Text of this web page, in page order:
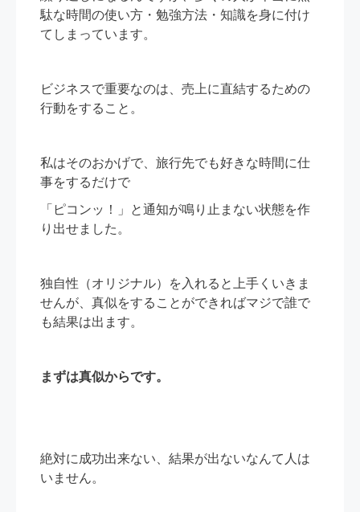
駄な時間の使い方・勉強方法・知識を身に付け
てしまっています。
ビジネスで重要なのは、売上に直結するための
行動をすること。
私はそのおかげで、旅行先でも好きな時間に仕
事をするだけで
「ピコンッ！」と通知が鳴り止まない状態を作
り出せました。
独自性（オリジナル）を入れると上手くいきま
せんが、真似をすることができればマジで誰で
も結果は出ます。
まずは真似からです。
絶対に成功出来ない、結果が出ないなんて人は
いません。